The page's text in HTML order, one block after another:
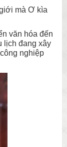
mà Ơ kìa
văn hóa đến
lịch đang xây
nghiệp